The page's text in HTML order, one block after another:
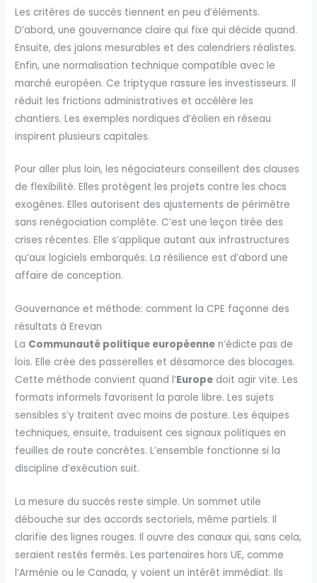
Les critères de succès tiennent en peu d’éléments.
D’abord, une gouvernance claire qui fixe qui décide quand.
Ensuite, des jalons mesurables et des calendriers réalistes.
Enfin, une normalisation technique compatible avec le
marché européen. Ce triptyque rassure les investisseurs. Il
réduit les frictions administratives et accélère les
chantiers. Les exemples nordiques d’éolien en réseau
inspirent plusieurs capitales.
Pour aller plus loin, les négociateurs conseillent des clauses
de flexibilité. Elles protègent les projets contre les chocs
exogènes. Elles autorisent des ajustements de périmètre
sans renégociation complète. C’est une leçon tirée des
crises récentes. Elle s’applique autant aux infrastructures
qu’aux logiciels embarqués. La résilience est d’abord une
affaire de conception.
Gouvernance et méthode: comment la CPE façonne des
résultats à Erevan
La Communauté politique européenne n’édicte pas de
lois. Elle crée des passerelles et désamorce des blocages.
Cette méthode convient quand l’Europe doit agir vite. Les
formats informels favorisent la parole libre. Les sujets
sensibles s’y traitent avec moins de posture. Les équipes
techniques, ensuite, traduisent ces signaux politiques en
feuilles de route concrètes. L’ensemble fonctionne si la
discipline d’exécution suit.
La mesure du succès reste simple. Un sommet utile
débouche sur des accords sectoriels, même partiels. Il
clarifie des lignes rouges. Il ouvre des canaux qui, sans cela,
seraient restés fermés. Les partenaires hors UE, comme
l’Arménie ou le Canada, y voient un intérêt immédiat. Ils